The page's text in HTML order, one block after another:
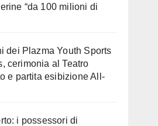
“da 100 milioni di
dei Plazma Youth Sports
cerimonia al Teatro
e partita esibizione All-
i possessori di